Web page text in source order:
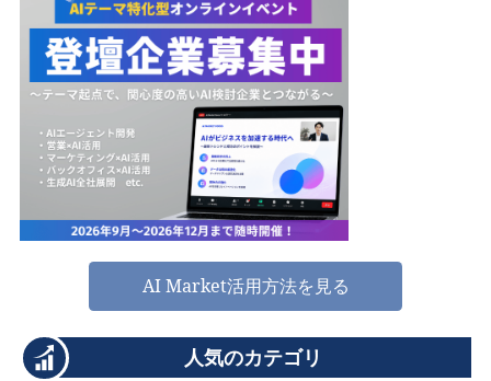
AI Market活用方法を見る
人気のカテゴリ